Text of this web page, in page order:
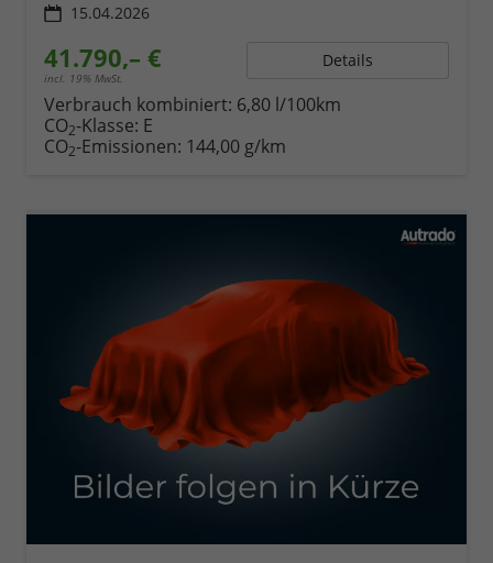
15.04.2026
41.790,– €
incl. 19% MwSt.
Details
Verbrauch kombiniert: 6,80 l/100km
CO2-Klasse: E
CO2-Emissionen: 144,00 g/km